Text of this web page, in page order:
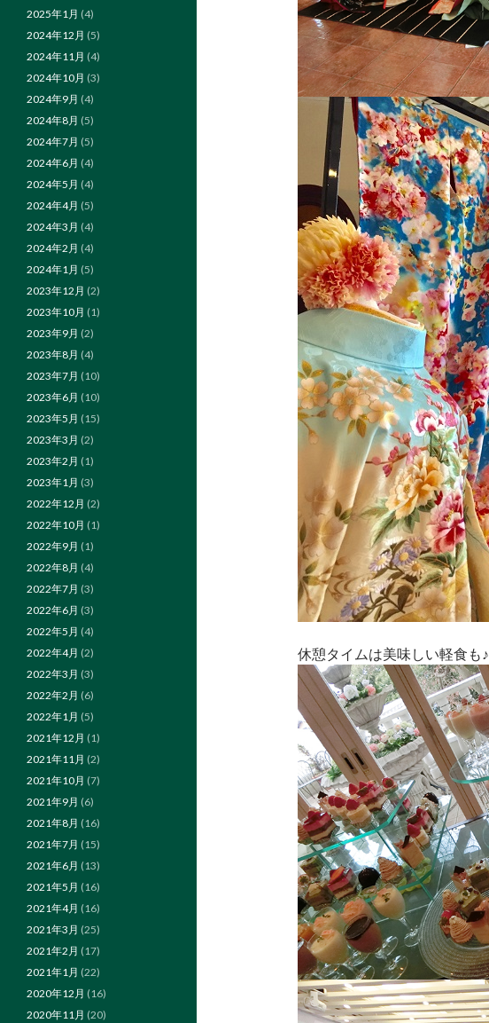
休憩タイムは美味しい軽食も♪
2025年1月 (4)
2024年12月 (5)
2024年11月 (4)
2024年10月 (3)
2024年9月 (4)
2024年8月 (5)
2024年7月 (5)
2024年6月 (4)
2024年5月 (4)
2024年4月 (5)
2024年3月 (4)
2024年2月 (4)
2024年1月 (5)
2023年12月 (2)
2023年10月 (1)
2023年9月 (2)
2023年8月 (4)
2023年7月 (10)
2023年6月 (10)
2023年5月 (15)
2023年3月 (2)
2023年2月 (1)
2023年1月 (3)
2022年12月 (2)
2022年10月 (1)
2022年9月 (1)
2022年8月 (4)
2022年7月 (3)
2022年6月 (3)
2022年5月 (4)
2022年4月 (2)
2022年3月 (3)
2022年2月 (6)
2022年1月 (5)
2021年12月 (1)
2021年11月 (2)
2021年10月 (7)
2021年9月 (6)
2021年8月 (16)
2021年7月 (15)
2021年6月 (13)
2021年5月 (16)
2021年4月 (16)
2021年3月 (25)
2021年2月 (17)
2021年1月 (22)
2020年12月 (16)
2020年11月 (20)